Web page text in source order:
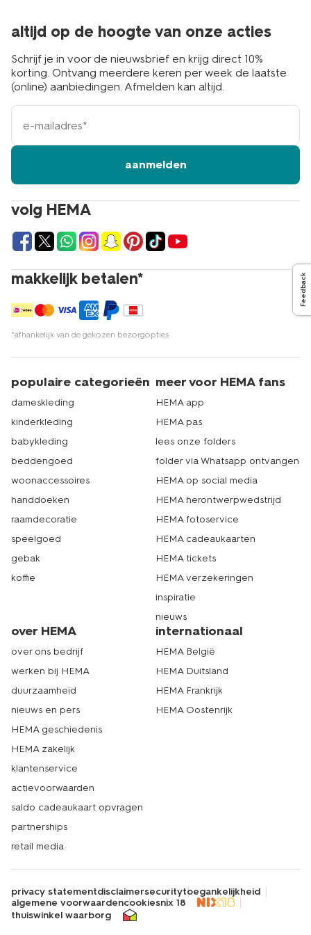
volg HEMA
makkelijk betalen*
*afhankelijk van de gekozen bezorgopties
altijd op de hoogte van onze acties
Schrijf je in voor de nieuwsbrief en krijg direct 10%
korting. Ontvang meerdere keren per week de laatste
(online) aanbiedingen. Afmelden kan altijd.
e-
mailadres
aanmelden
populaire categorieën
dameskleding
kinderkleding
babykleding
beddengoed
woonaccessoires
handdoeken
raamdecoratie
speelgoed
gebak
koffie
meer voor HEMA fans
HEMA app
HEMA pas
lees onze folders
folder via Whatsapp ontvangen
HEMA op social media
HEMA herontwerpwedstrijd
HEMA fotoservice
HEMA cadeaukaarten
HEMA tickets
HEMA verzekeringen
inspiratie
nieuws
over HEMA
over ons bedrijf
werken bij HEMA
duurzaamheid
nieuws en pers
HEMA geschiedenis
HEMA zakelijk
klantenservice
actievoorwaarden
saldo cadeaukaart opvragen
partnerships
retail media
internationaal
HEMA België
HEMA Duitsland
HEMA Frankrijk
HEMA Oostenrijk
privacy statementdisclaimersecuritytoegankelijkheid
algemene voorwaardencookiesnix 18
thuiswinkel waarborg
Feedback